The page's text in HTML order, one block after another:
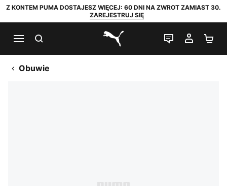
Z KONTEM PUMA DOSTAJESZ WIĘCEJ: 60 DNI NA ZWROT ZAMIAST 30.
ZAREJESTRUJ SIĘ
PUMA.com
CZAT NA
MOJE
Obuwie